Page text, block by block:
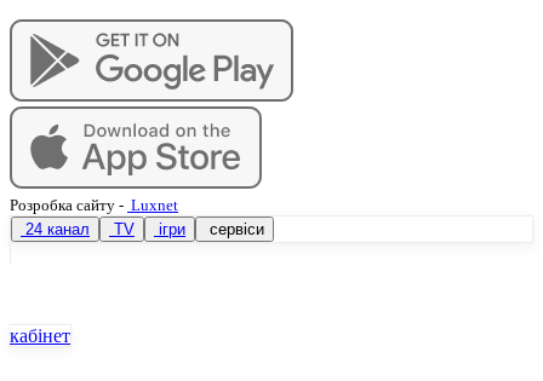
Розробка сайту - Luxnet
24 канал
TV ігри сервіси
кабінет